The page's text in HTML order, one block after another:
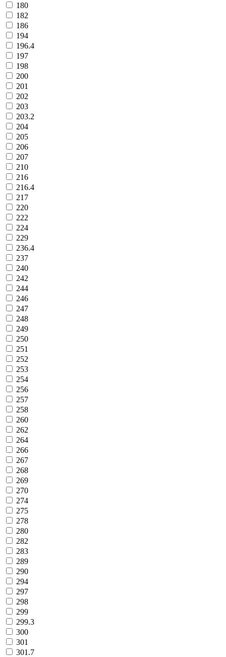
180
182
186
194
196.4
197
198
200
201
202
203
203.2
204
205
206
207
210
216
216.4
217
220
222
224
229
236.4
237
240
242
244
246
247
248
249
250
251
252
253
254
256
257
258
260
262
264
266
267
268
269
270
274
275
278
280
282
283
289
290
294
297
298
299
299.3
300
301
301.7